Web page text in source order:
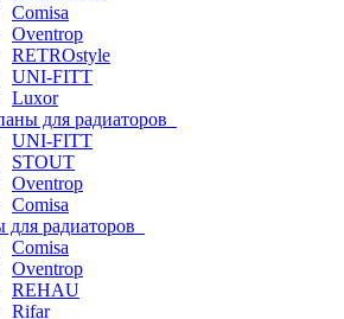
Comisa
Oventrop
RETROstyle
UNI-FITT
Luxor
для радиаторов
UNI-FITT
STOUT
Oventrop
Comisa
для радиаторов
Comisa
Oventrop
REHAU
Rifar